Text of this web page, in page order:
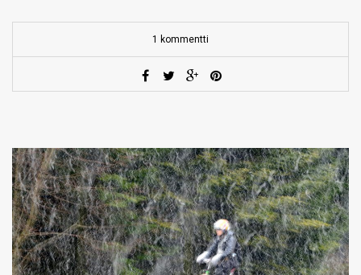
1 kommentti